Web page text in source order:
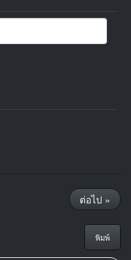
ต่อไป »
พิมพ์